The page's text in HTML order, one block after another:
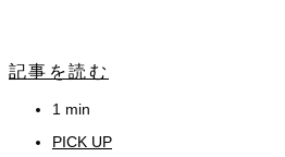
記事を読む
1 min
PICK UP